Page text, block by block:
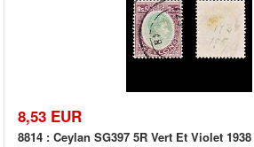
8,53 EUR
8814 : Ceylan SG397 5R Vert Et Violet